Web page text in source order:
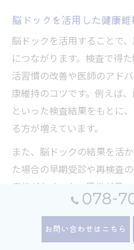
脳ドックを活用した健康維
脳ドックを活用することで
につながります。検査で得
活習慣の改善や医師のアド
康維持のコツです。例えば
といった検査結果をもとに
る方が増えています。
また、脳ドックの結果を活
た場合の早期受診や再検査
症状がなくても、異常が見
携して追加検査や治療を検
重大な疾患の発症リスクを
078-
お問い合わせはこちら